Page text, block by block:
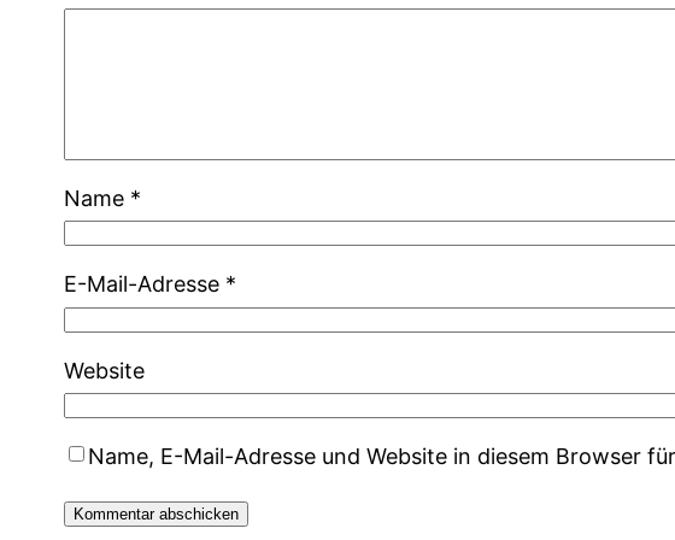
Name *
E-Mail-Adresse *
Website
Name, E-Mail-Adresse und Website in diesem Browser